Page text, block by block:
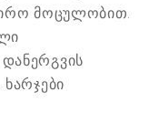
მოცულობით.